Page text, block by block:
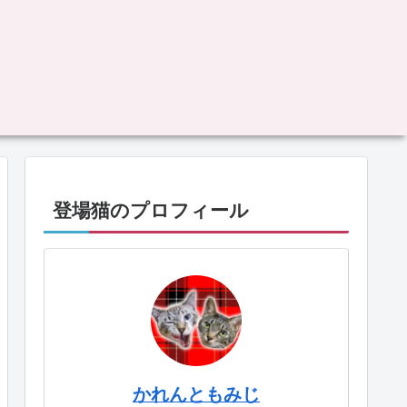
登場猫のプロフィール
かれんともみじ